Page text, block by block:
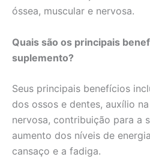
óssea, muscular e nervosa.
Quais são os principais
suplemento?
Seus principais benefícios
dos ossos e dentes, auxílio
nervosa, contribuição para a
aumento dos níveis de
cansaço e a fadiga.